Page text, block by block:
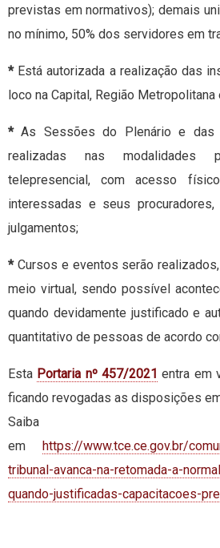
previstas em normativos); demais
no mínimo, 50% dos servidores em
*Está autorizada a realização das
loco na Capital, Região
*As Sessões do Plenário e das
realizadas nas modalidades
telepresencial, com acesso
interessadas e seus
julgamentos;
*Cursos e eventos serão
meio virtual, sendo possível
quando devidamente justificado e
quantitativo de pessoas de acordo
Esta Portaria nº 457/2021 entra em
ficando revogadas as disposições
Saiba
em https://www.tce.ce.gov.br/
tribunal-avanca-na-retomada-a-
quando-justificadas-capacitacoes-